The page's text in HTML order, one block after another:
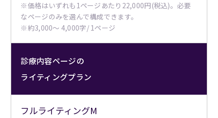
※価格はいずれも1ページあたり22,000円(税込)。必要
なページのみを選んで構成できます。
※約3,000〜 4,000字/ 1ページ
診療内容ページの
ライティングプラン
フルライティングM